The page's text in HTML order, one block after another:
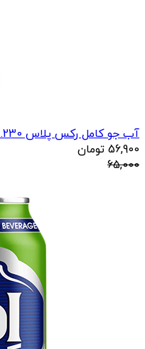
آب جو کامل رکس پلاس 230...
56,900 تومان
65,000